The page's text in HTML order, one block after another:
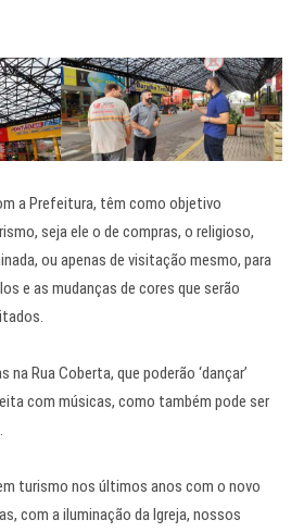
a Prefeitura, têm como objetivo
seja ele o de compras, o religioso,
ou apenas de visitação mesmo, para
e as mudanças de cores que serão
na Rua Coberta, que poderão ‘dançar’
com músicas, como também pode ser
turismo nos últimos anos com o novo
com a iluminação da Igreja, nossos